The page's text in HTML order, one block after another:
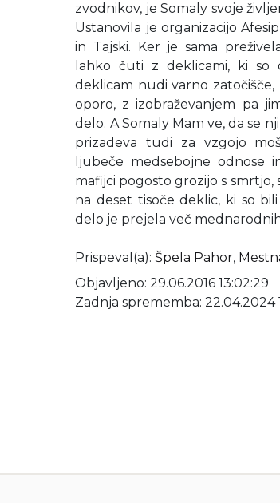
zvodnikov, je Somaly svoje
Ustanovila je organizacijo
in Tajski. Ker je sama
lahko čuti z deklicami, ki so
deklicam nudi varno
oporo, z izobraževanjem pa
delo. A Somaly Mam ve, da se
prizadeva tudi za vzgojo
ljubeče medsebojne odnose
mafijci pogosto grozijo s smrtjo,
na deset tisoče deklic, ki so
delo je prejela več
Prispeval(a): Špela Pahor,
Objavljeno: 29.06.2016 13:02:29
Zadnja sprememba: 22.04.2024